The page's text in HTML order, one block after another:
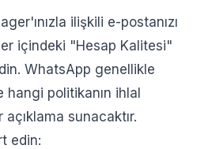
ilişkili e-postanızı
içindeki "Hesap Kalitesi"
WhatsApp genellikle
hangi politikanın ihlal
sunacaktır.
edin: